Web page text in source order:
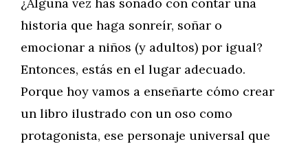
historia que haga sonreír, soñar o
emocionar a niños (y adultos) por igual?
Entonces, estás en el lugar adecuado.
Porque hoy vamos a enseñarte cómo crear
un libro ilustrado con un oso como
protagonista, ese personaje universal que